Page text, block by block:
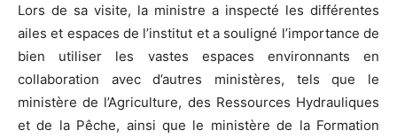
Lors de sa visite, la ministre a inspecté les différentes
ailes et espaces de l’institut et a souligné l’importance de
bien utiliser les vastes espaces environnants en
collaboration avec d’autres ministères, tels que le
ministère de l’Agriculture, des Ressources Hydrauliques
et de la Pêche, ainsi que le ministère de la Formation